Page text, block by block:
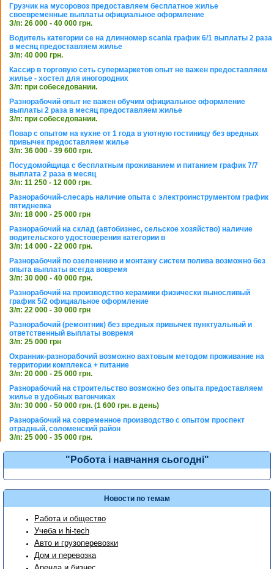
Грузчик на мусоровоз предоставляем бесплатное жилье
своевременные выплаты официальное оформление
З/п: 26 000 - 40 000 грн.
Водитель категории се на длинномер scania график 6/1 выплаты 2 раза
в месяц предоставляем жилье
З/п: 40 000 грн.
Кассир в торговую сеть супермаркетов опыт не важен предоставляем
жилье - хостел для иногородних
З/п: при собеседовании.
Разнорабочий опыт не важен обучим официальное оформление
выплаты 2 раза в месяц предоставляем жилье
З/п: при собеседовании.
Повар с опытом на кухне от 1 года в уютную гостиницу без вредных
привычек предоставляем жилье
З/п: 36 000 - 39 600 грн.
Посудомойщица с бесплатным проживанием и питанием график 7/7
выплата 2 раза в месяц
З/п: 11 250 - 12 000 грн.
Разнорабочий-слесарь наличие опыта с электроинструментом график
пятидневка
З/п: 18 000 - 25 000 грн
Разнорабочий на склад (автобизнес, сельское хозяйство) наличие
водительского удостоверения категории в
З/п: 14 000 - 22 000 грн.
Разнорабочий по озеленению и монтажу систем полива возможно без
опыта выплаты всегда вовремя
З/п: 30 000 - 40 000 грн.
Разнорабочий на производство керамики физически выносливый
график 5/2 официальное оформление
З/п: 22 000 - 30 000 грн
Разнорабочий (ремонтник) без вредных привычек пунктуальный и
ответственный выплаты вовремя
З/п: 25 000 грн
Охранник-разнорабочий возможно вахтовым методом проживание на
территории комплекса + питание
З/п: 20 000 - 25 000 грн.
Разнорабочий на строительство возможно без опыта предоставляем
жилье в удобных вагончиках
З/п: 30 000 - 50 000 грн. (1 600 грн. в день)
Разнорабочий на современное производство с опытом проспект
отрадный, соломенский район
З/п: 25 000 - 35 000 грн.
"Робота і навчання сьогодні"
Новости по темам
Работа и общество
Учеба и hi-tech
Авто и грузоперевозки
Дом и перевозка